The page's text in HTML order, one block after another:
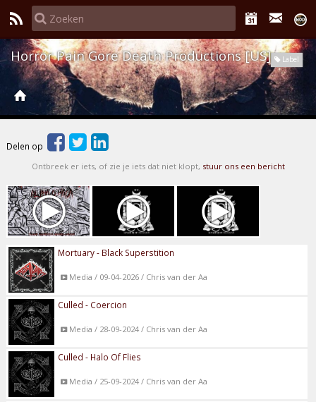
Label
Horror Pain Gore Death Productions [US]
Delen op
Ontbreek er iets, of zie je iets dat niet klopt, stuur ons een bericht
Mortuary - Black Superstition
Media / 09-04-2026 / Chris van der Aa
Culled - Coercion
Media / 28-09-2024 / Chris van der Aa
Culled - Halo Of Flies
Media / 25-09-2024 / Chris van der Aa